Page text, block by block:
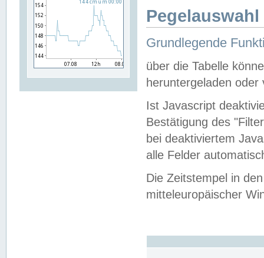
Grundlegende
über die Tabelle
heruntergeladen oder
Ist Javascript
Bestätigung des
bei deaktiviertem
alle Felder
Die Zeitstempel in
mitteleuropäischer